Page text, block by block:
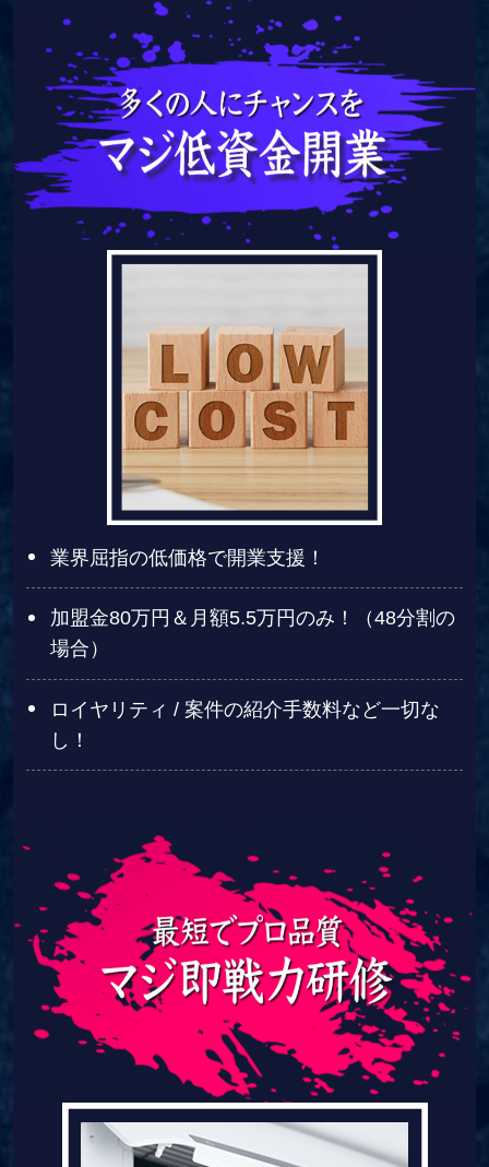
業界屈指の低価格で開業支援！
加盟金80万円＆月額5.5万円のみ！（48分割の
場合）
ロイヤリティ / 案件の紹介手数料など一切な
し！